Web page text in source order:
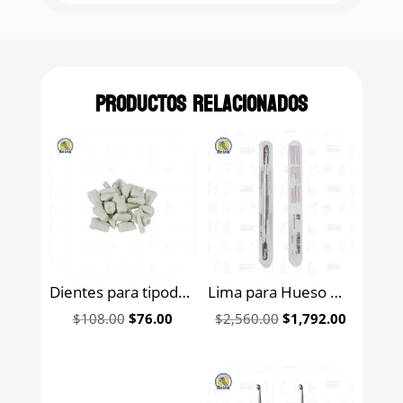
Productos relacionados
Dientes para tipodonto de acrílico económico
$108.00 Original
$76.00Current
$76.00.
Lima para Hueso Miller 21 Hu-Friedy
$2,560.00 Original
$2,560.00.
$1,792.00Current